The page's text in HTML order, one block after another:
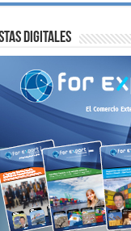
digitales